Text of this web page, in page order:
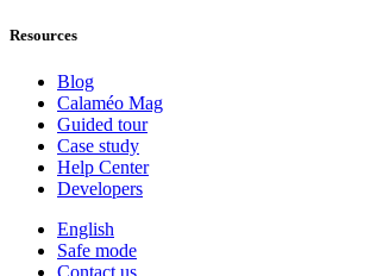
Resources
Blog
Calaméo Mag
Guided tour
Case study
Help Center
Developers
English
Safe mode
Contact us